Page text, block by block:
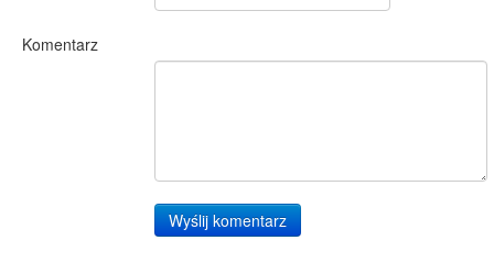
Komentarz
Wyślij komentarz